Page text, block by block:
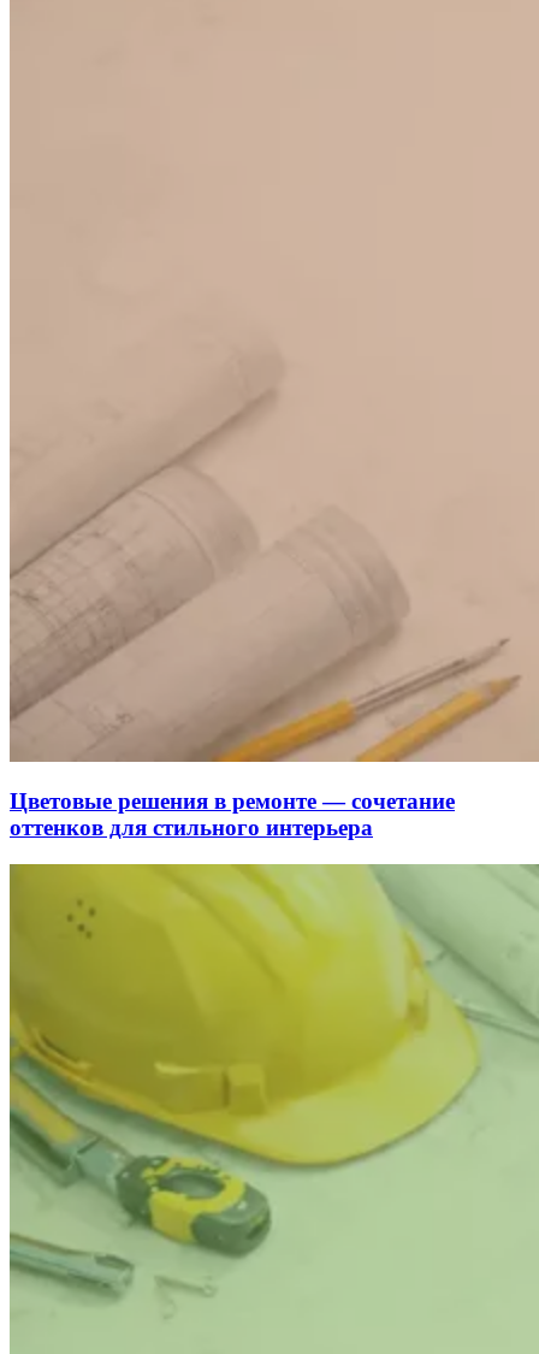
Цветовые решения в ремонте — сочетание
оттенков для стильного интерьера